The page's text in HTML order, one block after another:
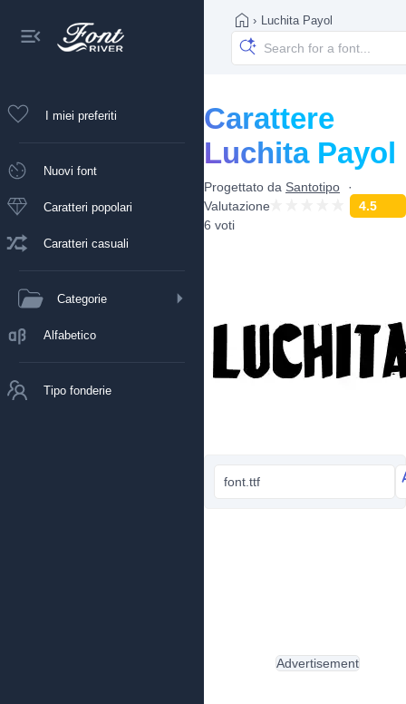
I miei preferiti
Nuovi font
Caratteri popolari
Caratteri casuali
Categorie
Alfabetico
Tipo fonderie
› Luchita Payol
Carattere
Luchita Payol
Progettato da Santotipo
Valutazione
4.5
6 voti
font.ttf
Advertisement